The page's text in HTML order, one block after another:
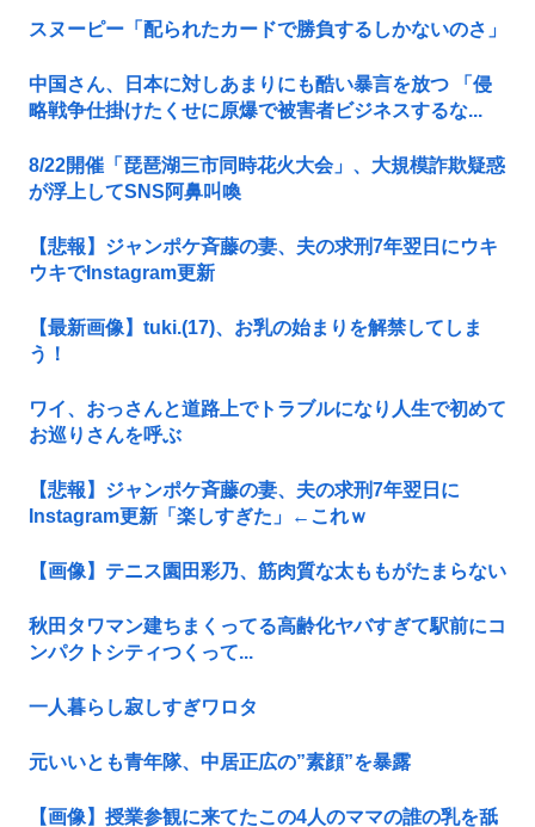
スヌーピー「配られたカードで勝負するしかないのさ」
中国さん、日本に対しあまりにも酷い暴言を放つ 「侵
略戦争仕掛けたくせに原爆で被害者ビジネスするな...
8/22開催「琵琶湖三市同時花火大会」、大規模詐欺疑惑
が浮上してSNS阿鼻叫喚
【悲報】ジャンポケ斉藤の妻、夫の求刑7年翌日にウキ
ウキでInstagram更新
【最新画像】tuki.(17)、お乳の始まりを解禁してしま
う！
ワイ、おっさんと道路上でトラブルになり人生で初めて
お巡りさんを呼ぶ
【悲報】ジャンポケ斉藤の妻、夫の求刑7年翌日に
Instagram更新「楽しすぎた」←これｗ
【画像】テニス園田彩乃、筋肉質な太ももがたまらない
秋田タワマン建ちまくってる高齢化ヤバすぎて駅前にコ
ンパクトシティつくって...
一人暮らし寂しすぎワロタ
元いいとも青年隊、中居正広の”素顔”を暴露
【画像】授業参観に来てたこの4人のママの誰の乳を舐